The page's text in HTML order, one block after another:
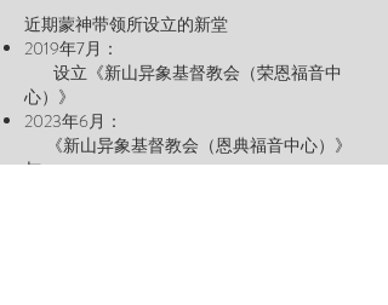
近期蒙神带领所设立的新堂
2019年7月：
设立《新山异象基督教会（荣恩福音中
心）》
2023年6月：
《新山异象基督教会（恩典福音中心）》
与